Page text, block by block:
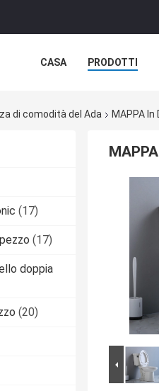
CASA PRODOTTI
di comodità del Ada MAPPA
(17)
(17)
doppia
(20)